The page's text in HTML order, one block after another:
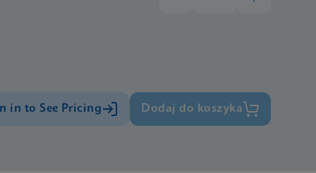
in to See Pricing Dodaj do koszyka